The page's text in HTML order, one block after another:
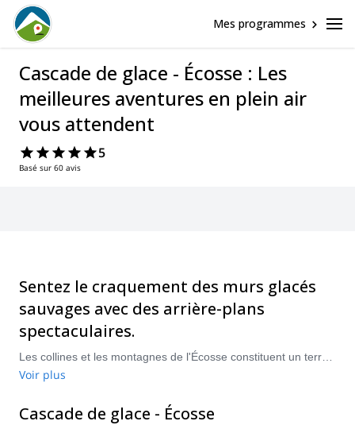
Mes programmes
Cascade de glace - Écosse : Les
meilleures aventures en plein air
vous attendent
5
Basé sur 60 avis
Sentez le craquement des murs glacés
sauvages avec des arrière-plans
spectaculaires.
Voir plus
Cascade de glace - Écosse